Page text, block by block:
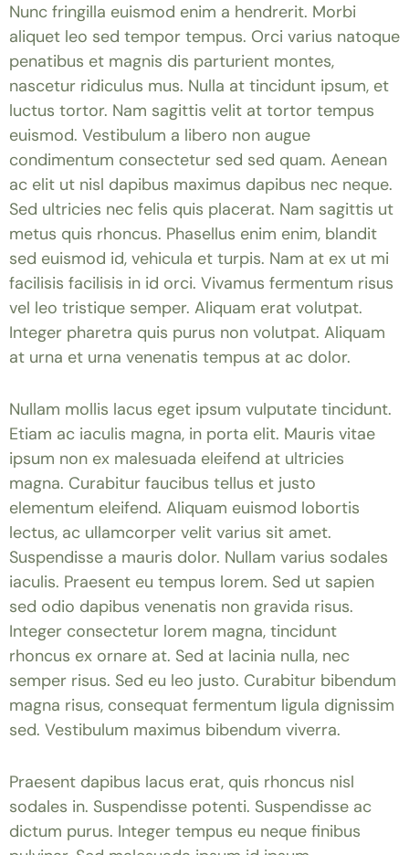
Nunc fringilla euismod enim a hendrerit. Morbi
aliquet leo sed tempor tempus. Orci varius natoque
penatibus et magnis dis parturient montes,
nascetur ridiculus mus. Nulla at tincidunt ipsum, et
luctus tortor. Nam sagittis velit at tortor tempus
euismod. Vestibulum a libero non augue
condimentum consectetur sed sed quam. Aenean
ac elit ut nisl dapibus maximus dapibus nec neque.
Sed ultricies nec felis quis placerat. Nam sagittis ut
metus quis rhoncus. Phasellus enim enim, blandit
sed euismod id, vehicula et turpis. Nam at ex ut mi
facilisis facilisis in id orci. Vivamus fermentum risus
vel leo tristique semper. Aliquam erat volutpat.
Integer pharetra quis purus non volutpat. Aliquam
at urna et urna venenatis tempus at ac dolor.
Nullam mollis lacus eget ipsum vulputate tincidunt.
Etiam ac iaculis magna, in porta elit. Mauris vitae
ipsum non ex malesuada eleifend at ultricies
magna. Curabitur faucibus tellus et justo
elementum eleifend. Aliquam euismod lobortis
lectus, ac ullamcorper velit varius sit amet.
Suspendisse a mauris dolor. Nullam varius sodales
iaculis. Praesent eu tempus lorem. Sed ut sapien
sed odio dapibus venenatis non gravida risus.
Integer consectetur lorem magna, tincidunt
rhoncus ex ornare at. Sed at lacinia nulla, nec
semper risus. Sed eu leo justo. Curabitur bibendum
magna risus, consequat fermentum ligula dignissim
sed. Vestibulum maximus bibendum viverra.
Praesent dapibus lacus erat, quis rhoncus nisl
sodales in. Suspendisse potenti. Suspendisse ac
dictum purus. Integer tempus eu neque finibus